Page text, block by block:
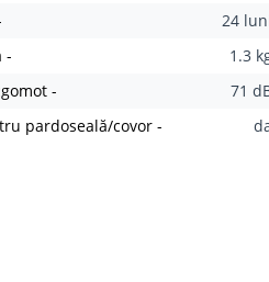
24
-
1.3
-
71
pardoseală/covor -